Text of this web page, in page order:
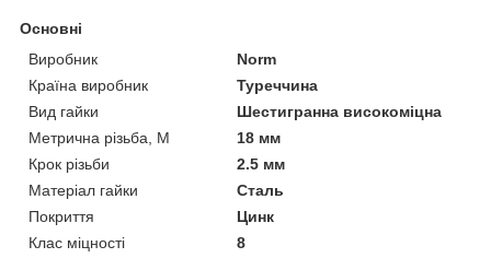
Основні
Виробник
Norm
Країна виробник
Туреччина
Вид гайки
Шестигранна високоміцна
Метрична різьба, М
18 мм
Крок різьби
2.5 мм
Матеріал гайки
Сталь
Покриття
Цинк
Клас міцності
8